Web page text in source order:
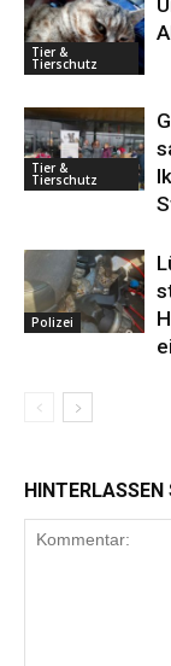
Tier &
Tierschutz
Tier &
Tierschutz
Polizei
HINTERLASSEN